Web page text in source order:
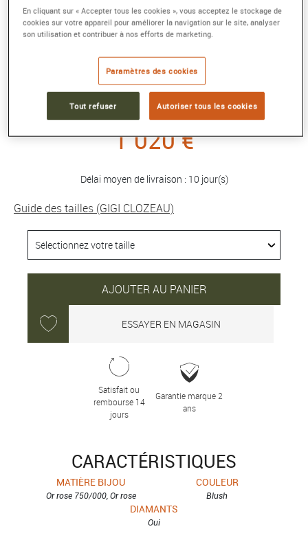
COLLIER BLUSH IN LOVE, DIAMANTS, OR
ROSE
Collection : Classique Gigi
1 020 €
Délai moyen de livraison : 10 jour(s)
Guide des tailles (GIGI CLOZEAU)
AJOUTER AU PANIER
ESSAYER EN MAGASIN
Satisfait ou
remboursé 14
jours
Garantie marque 2
ans
CARACTÉRISTIQUES
MATIÈRE BIJOU
Or rose 750/000, Or rose
COULEUR
Blush
DIAMANTS
Oui
En cliquant sur « Accepter tous les cookies », vous acceptez le stockage de
cookies sur votre appareil pour améliorer la navigation sur le site, analyser
son utilisation et contribuer à nos efforts de marketing.
Paramètres des cookies
Tout refuser Autoriser tous les cookies